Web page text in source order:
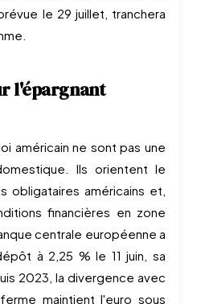
le 29 juillet, tranchera
l'épargnant
américain ne sont pas une
Ils orientent le
obligataires américains et,
financières en zone
centrale européenne a
à 2,25 % le 11 juin, sa
2023, la divergence avec
maintient l'euro sous